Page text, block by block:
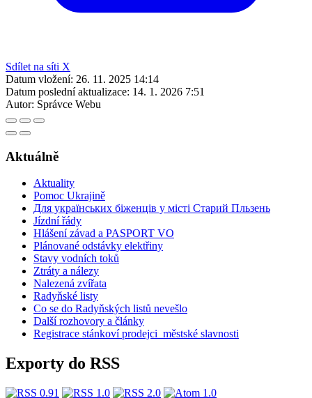
Sdílet na síti X
Datum vložení: 26. 11. 2025 14:14
Datum poslední aktualizace: 14. 1. 2026 7:51
Autor: Správce Webu
Aktuálně
Aktuality
Pomoc Ukrajině
Для українських біженців у місті Старий Пльзень
Jízdní řády
Hlášení závad a PASPORT VO
Plánované odstávky elektřiny
Stavy vodních toků
Ztráty a nálezy
Nalezená zvířata
Radyňské listy
Co se do Radyňských listů nevešlo
Další rozhovory a články
Registrace stánkoví prodejci_městské slavnosti
Exporty do RSS